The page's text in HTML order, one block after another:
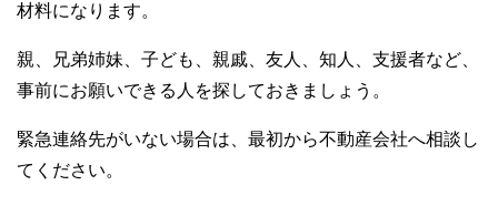
材料になります。
親、兄弟姉妹、子ども、親戚、友人、知人、支援者など、
事前にお願いできる人を探しておきましょう。
緊急連絡先がいない場合は、最初から不動産会社へ相談し
てください。